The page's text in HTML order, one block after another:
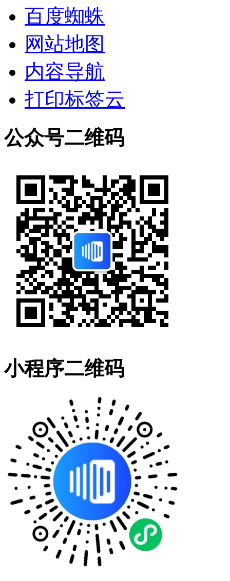
百度蜘蛛
网站地图
内容导航
打印标签云
公众号二维码
小程序二维码